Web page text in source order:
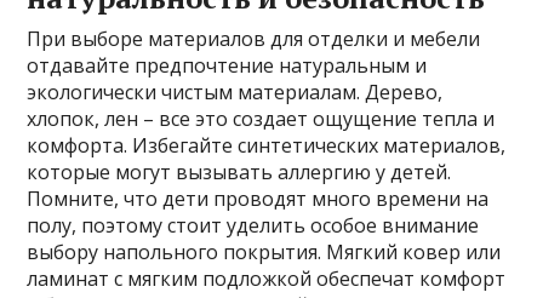
При выборе материалов для отделки и мебели
отдавайте предпочтение натуральным и
экологически чистым материалам. Дерево,
хлопок, лен – все это создает ощущение тепла и
комфорта. Избегайте синтетических материалов,
которые могут вызывать аллергию у детей.
Помните, что дети проводят много времени на
полу, поэтому стоит уделить особое внимание
выбору напольного покрытия. Мягкий ковер или
ламинат с мягким подложкой обеспечат комфорт